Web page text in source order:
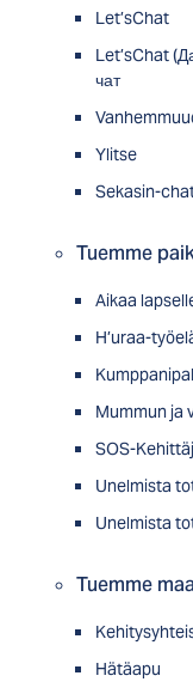
Let’sChat
Let’sChat
чат
Ylitse
Sekasin-
Tuemme
Aikaa
H’uraa-
Mummun ja
SOS-
Unelmista
Unelmista
Tuemme
Hätäapu